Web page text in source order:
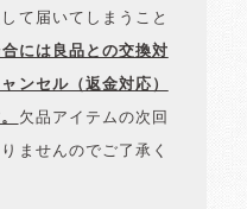
て届いてしまうこと
には良品との交換対
ンセル（返金対応）
欠品アイテムの次回
ませんのでご了承く